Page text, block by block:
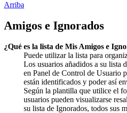
Arriba
Amigos e Ignorados
¿Qué es la lista de Mis Amigos e
Puede utilizar la lista para
Los usuarios añadidos a su lista
en Panel de Control de Usuario
están identificados y poder así
Según la plantilla que utilice el
usuarios pueden visualizarse
su lista de Ignorados, todos sus